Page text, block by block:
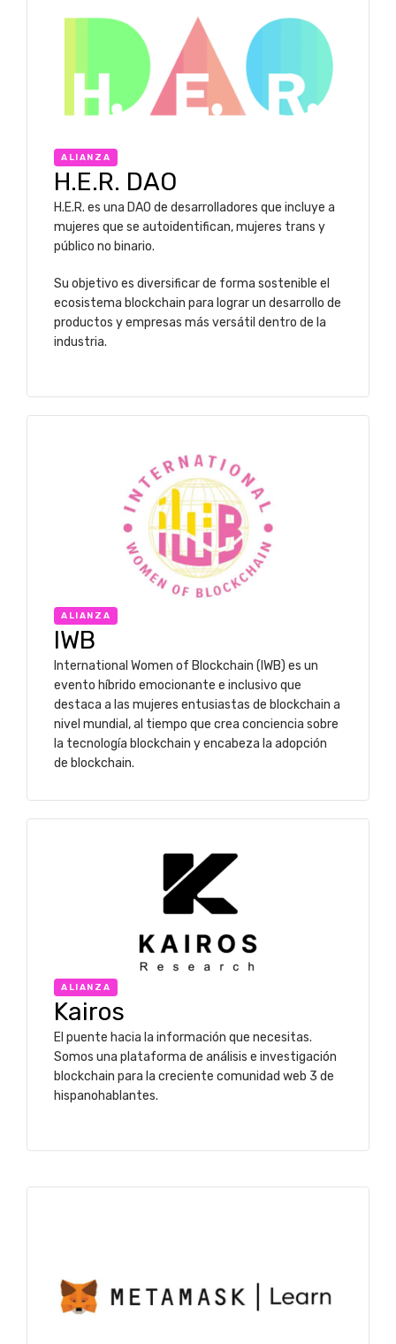
ALIANZA
H.E.R. DAO
H.E.R. es una DAO de desarrolladores que incluye a
mujeres que se autoidentifican, mujeres trans y
público no binario.
Su objetivo es diversificar de forma sostenible el
ecosistema blockchain para lograr un desarrollo de
productos y empresas más versátil dentro de la
industria.
ALIANZA
IWB
International Women of Blockchain (IWB) es un
evento híbrido emocionante e inclusivo que
destaca a las mujeres entusiastas de blockchain a
nivel mundial, al tiempo que crea conciencia sobre
la tecnología blockchain y encabeza la adopción
de blockchain.
ALIANZA
Kairos
El puente hacia la información que necesitas.
Somos una plataforma de análisis e investigación
blockchain para la creciente comunidad web 3 de
hispanohablantes.